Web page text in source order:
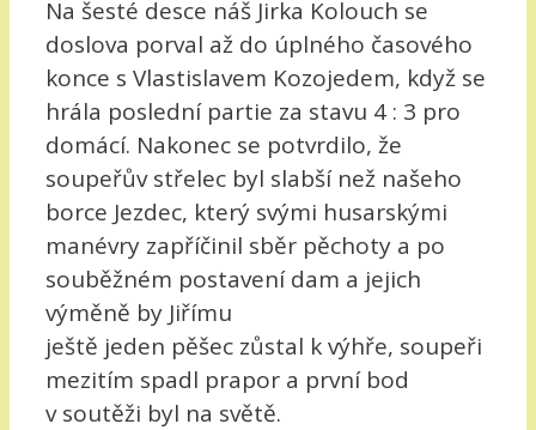
Na šesté desce náš Jirka Kolouch se
doslova porval až do úplného časového
konce s Vlastislavem Kozojedem, když se
hrála poslední partie za stavu 4 : 3 pro
domácí. Nakonec se potvrdilo, že
soupeřův střelec byl slabší než našeho
borce Jezdec, který svými husarskými
manévry zapříčinil sběr pěchoty a po
souběžném postavení dam a jejich
výměně by Jiřímu
ještě jeden pěšec zůstal k výhře, soupeři
mezitím spadl prapor a první bod
v soutěži byl na světě.